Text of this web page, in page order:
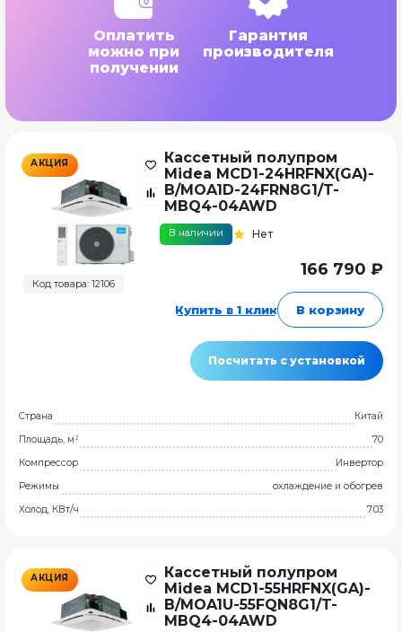
Оплатить
можно при
получении
Гарантия
производителя
АКЦИЯ
Код товара: 12106
Кассетный полупром
Midea MCD1-24HRFNX(GA)-
B/MOA1D-24FRN8G1/T-
MBQ4-04AWD
В наличии Нет
166 790 ₽
Купить в 1 клик В корзину
Посчитать с установкой
Страна
Китай
Площадь, м²
70
Компрессор
Инвертор
Режимы
охлаждение и обогрев
Холод, КВт/ч
7.03
АКЦИЯ
Кассетный полупром
Midea MCD1-55HRFNX(GA)-
B/MOA1U-55FQN8G1/T-
MBQ4-04AWD